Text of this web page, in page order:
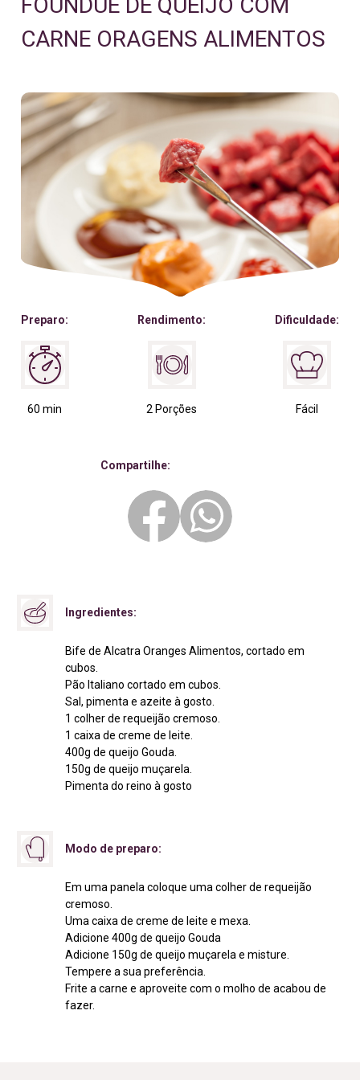
CARNE ORAGENS ALIMENTOS
Preparo:
60 min
Rendimento:
2 Porções
Dificuldade:
Fácil
Compartilhe:
Ingredientes:
Bife de Alcatra Oranges Alimentos, cortado em
cubos.
Pão Italiano cortado em cubos.
Sal, pimenta e azeite à gosto.
1 colher de requeijão cremoso.
1 caixa de creme de leite.
400g de queijo Gouda.
150g de queijo muçarela.
Pimenta do reino à gosto
Modo de preparo:
Em uma panela coloque uma colher de requeijão
cremoso.
Uma caixa de creme de leite e mexa.
Adicione 400g de queijo Gouda
Adicione 150g de queijo muçarela e misture.
Tempere a sua preferência.
Frite a carne e aproveite com o molho de acabou de
fazer.